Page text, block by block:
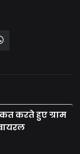
करते हुए ग्राम